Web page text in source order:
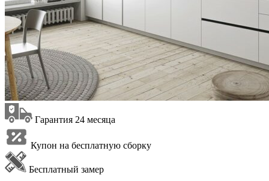
Гарантия 24 месяца
Купон на бесплатную сборку
Бесплатный замер